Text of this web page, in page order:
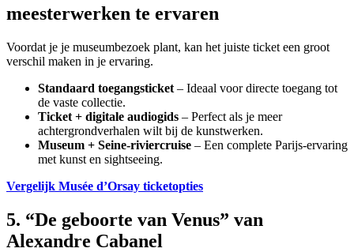
meesterwerken te ervaren
Voordat je je museumbezoek plant, kan het juiste ticket een groot
verschil maken in je ervaring.
Standaard toegangsticket – Ideaal voor directe toegang tot
de vaste collectie.
Ticket + digitale audiogids – Perfect als je meer
achtergrondverhalen wilt bij de kunstwerken.
Museum + Seine-riviercruise – Een complete Parijs-ervaring
met kunst en sightseeing.
Vergelijk Musée d’Orsay ticketopties
5. “De geboorte van Venus” van
Alexandre Cabanel